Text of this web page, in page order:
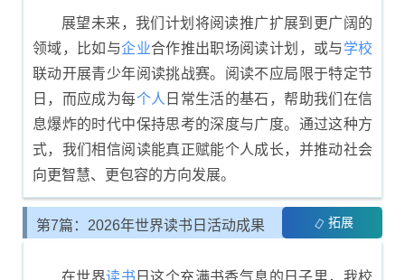
展望未来，我们计划将阅读推广扩展到更广阔的
领域，比如与企业合作推出职场阅读计划，或与学校
联动开展青少年阅读挑战赛。阅读不应局限于特定节
日，而应成为每个人 日常生活的基石，帮助我们在信
息爆炸的时代中保持思考的深度与广度。通过这种方
式，我们相信阅读能真正赋能个人成长，并推动社会
向更智慧、更包容的方向发展。
第7篇：2026年世界读书日活动成果 拓展
在世界读书 日这个充满书香气息的日子里，我校